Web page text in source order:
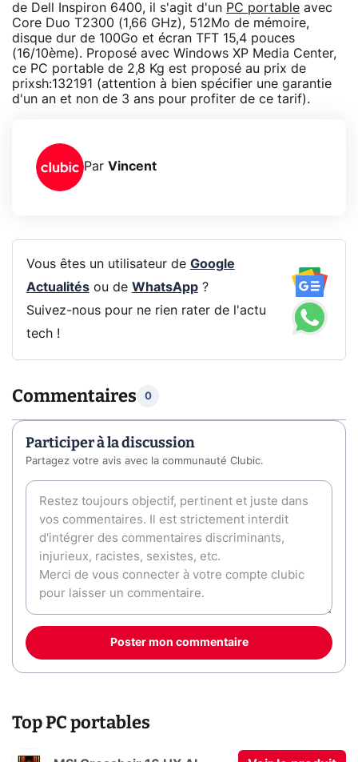
de Dell Inspiron 6400, il s'agit d'un PC portable avec
Core Duo T2300 (1,66 GHz), 512Mo de mémoire,
disque dur de 100Go et écran TFT 15,4 pouces
(16/10ème). Proposé avec Windows XP Media Center,
ce PC portable de 2,8 Kg est proposé au prix de
prixsh:132191 (attention à bien spécifier une garantie
d'un an et non de 3 ans pour profiter de ce tarif).
Par Vincent
Vous êtes un utilisateur de Google
Actualitésou de WhatsApp?
Suivez-nous pour ne rien rater de l'actu
tech !
Commentaires 0
Participer à la discussion
Partagez votre avis avec la communauté Clubic.
Poster mon commentaire
Top PC portables